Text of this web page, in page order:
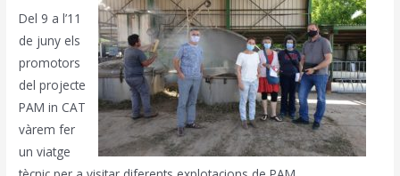
Del 9 a l’11
de juny els
promotors
del projecte
PAM in CAT
vàrem fer
un viatge